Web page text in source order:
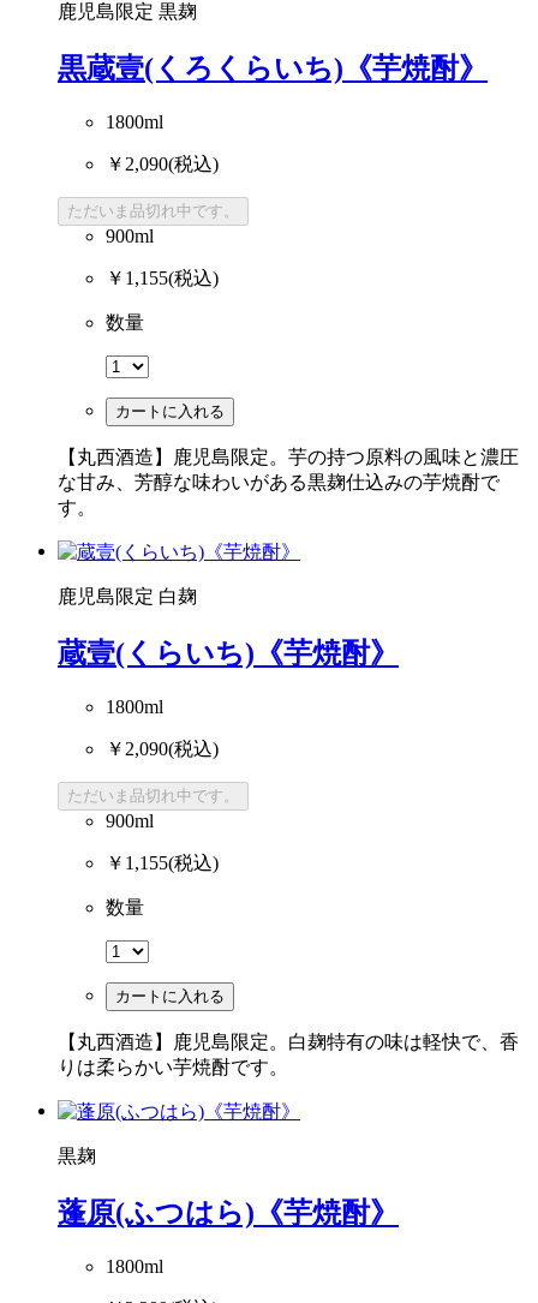
鹿児島限定 黒麹
黒蔵壹(くろくらいち)《芋焼酎》
1800ml
￥2,090(税込)
ただいま品切れ中です。
900ml
￥1,155(税込)
数量
カートに入れる
【丸西酒造】鹿児島限定。芋の持つ原料の風味と濃圧
な甘み、芳醇な味わいがある黒麹仕込みの芋焼酎で
す。
鹿児島限定 白麹
蔵壹(くらいち)《芋焼酎》
1800ml
￥2,090(税込)
ただいま品切れ中です。
900ml
￥1,155(税込)
数量
カートに入れる
【丸西酒造】鹿児島限定。白麹特有の味は軽快で、香
りは柔らかい芋焼酎です。
黒麹
蓬原(ふつはら)《芋焼酎》
1800ml